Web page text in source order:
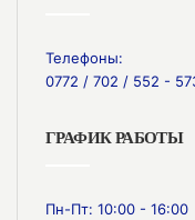
Телефоны:
0772 / 702 / 552 -
ГРАФИК РАБОТЫ
Пн-Пт: 10:00 - 16:00